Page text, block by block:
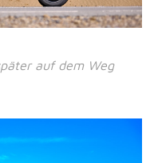
auf dem Weg